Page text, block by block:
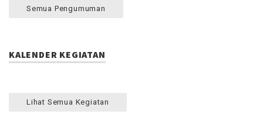
Semua Pengumuman
KALENDER KEGIATAN
Lihat Semua Kegiatan